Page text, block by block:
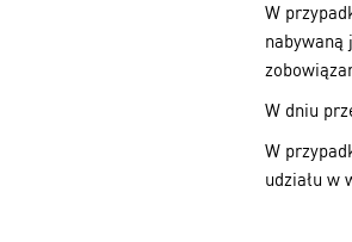
W
W dniu
W
udziału w